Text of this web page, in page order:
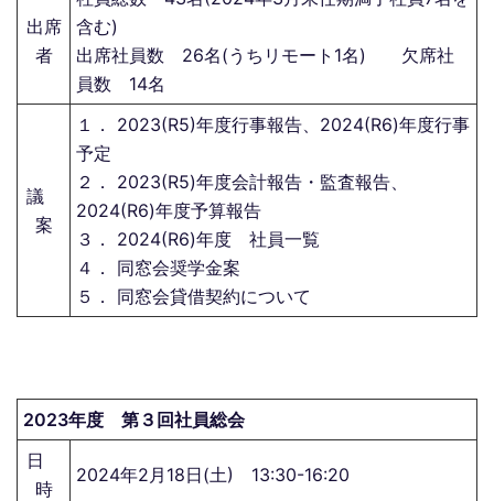
出席
者
含む)
出席社員数 26名(うちリモート1名) 欠席社
員数 14名
議
案
１． 2023(R5)年度行事報告、2024(R6)年度行事
予定
２． 2023(R5)年度会計報告・監査報告、
2024(R6)年度予算報告
３． 2024(R6)年度 社員一覧
４． 同窓会奨学金案
５． 同窓会貸借契約について
2023年度 第３回社員総会
日
時
2024年2月18日(土) 13:30-16:20